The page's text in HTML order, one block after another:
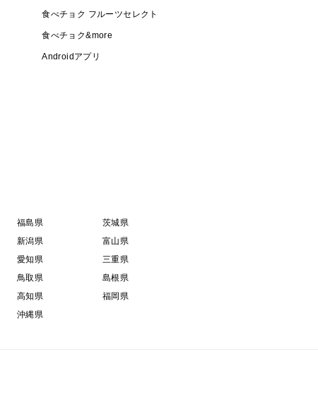
食べチョク フルーツセレクト
食べチョク&more
Androidアプリ
福島県
茨城県
新潟県
富山県
愛知県
三重県
鳥取県
島根県
高知県
福岡県
沖縄県